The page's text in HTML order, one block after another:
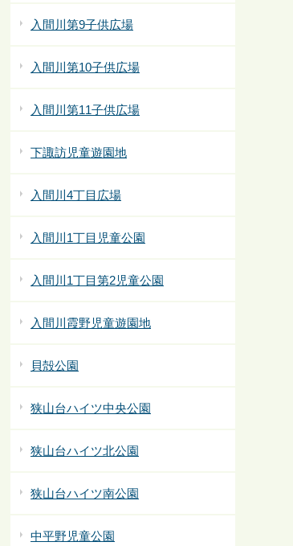
入間川第9子供広場
入間川第10子供広場
入間川第11子供広場
下諏訪児童遊園地
入間川4丁目広場
入間川1丁目児童公園
入間川1丁目第2児童公園
入間川霞野児童遊園地
貝殻公園
狭山台ハイツ中央公園
狭山台ハイツ北公園
狭山台ハイツ南公園
中平野児童公園